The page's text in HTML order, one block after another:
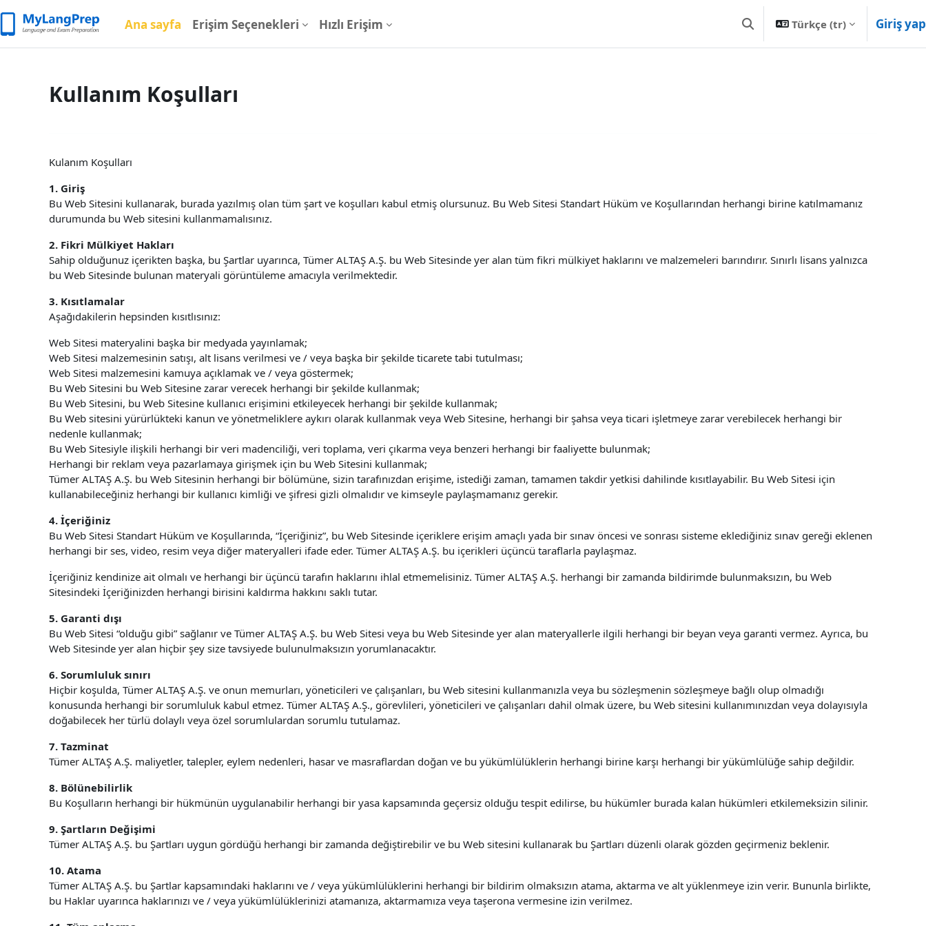
Ana sayfa Erişim Seçenekleri Hızlı Erişim Arama girişini değiştir
Türkçe ‎(tr)‎ Giriş yap
Kullanım Koşulları
Kulanım Koşulları
1. Giriş
Bu Web Sitesini kullanarak, burada yazılmış olan tüm şart ve koşulları kabul etmiş olursunuz. Bu Web Sitesi Standart Hüküm ve Koşullarından herhangi birine katılmamanız
durumunda bu Web sitesini kullanmamalısınız.
2. Fikri Mülkiyet Hakları
Sahip olduğunuz içerikten başka, bu Şartlar uyarınca, Tümer ALTAŞ A.Ş. bu Web Sitesinde yer alan tüm fikri mülkiyet haklarını ve malzemeleri barındırır. Sınırlı lisans yalnızca
bu Web Sitesinde bulunan materyali görüntüleme amacıyla verilmektedir.
3. Kısıtlamalar
Aşağıdakilerin hepsinden kısıtlısınız:
Web Sitesi materyalini başka bir medyada yayınlamak;
Web Sitesi malzemesinin satışı, alt lisans verilmesi ve / veya başka bir şekilde ticarete tabi tutulması;
Web Sitesi malzemesini kamuya açıklamak ve / veya göstermek;
Bu Web Sitesini bu Web Sitesine zarar verecek herhangi bir şekilde kullanmak;
Bu Web Sitesini, bu Web Sitesine kullanıcı erişimini etkileyecek herhangi bir şekilde kullanmak;
Bu Web sitesini yürürlükteki kanun ve yönetmeliklere aykırı olarak kullanmak veya Web Sitesine, herhangi bir şahsa veya ticari işletmeye zarar verebilecek herhangi bir
nedenle kullanmak;
Bu Web Sitesiyle ilişkili herhangi bir veri madenciliği, veri toplama, veri çıkarma veya benzeri herhangi bir faaliyette bulunmak;
Herhangi bir reklam veya pazarlamaya girişmek için bu Web Sitesini kullanmak;
Tümer ALTAŞ A.Ş. bu Web Sitesinin herhangi bir bölümüne, sizin tarafınızdan erişime, istediği zaman, tamamen takdir yetkisi dahilinde kısıtlayabilir. Bu Web Sitesi için
kullanabileceğiniz herhangi bir kullanıcı kimliği ve şifresi gizli olmalıdır ve kimseyle paylaşmamanız gerekir.
4. İçeriğiniz
Bu Web Sitesi Standart Hüküm ve Koşullarında, “İçeriğiniz”, bu Web Sitesinde içeriklere erişim amaçlı yada bir sınav öncesi ve sonrası sisteme eklediğiniz sınav gereği eklenen
herhangi bir ses, video, resim veya diğer materyalleri ifade eder. Tümer ALTAŞ A.Ş. bu içerikleri üçüncü taraflarla paylaşmaz.
İçeriğiniz kendinize ait olmalı ve herhangi bir üçüncü tarafın haklarını ihlal etmemelisiniz. Tümer ALTAŞ A.Ş. herhangi bir zamanda bildirimde bulunmaksızın, bu Web
Sitesindeki İçeriğinizden herhangi birisini kaldırma hakkını saklı tutar.
5. Garanti dışı
Bu Web Sitesi “olduğu gibi” sağlanır ve Tümer ALTAŞ A.Ş. bu Web Sitesi veya bu Web Sitesinde yer alan materyallerle ilgili herhangi bir beyan veya garanti vermez. Ayrıca, bu
Web Sitesinde yer alan hiçbir şey size tavsiyede bulunulmaksızın yorumlanacaktır.
6. Sorumluluk sınırı
Hiçbir koşulda, Tümer ALTAŞ A.Ş. ve onun memurları, yöneticileri ve çalışanları, bu Web sitesini kullanmanızla veya bu sözleşmenin sözleşmeye bağlı olup olmadığı
konusunda herhangi bir sorumluluk kabul etmez. Tümer ALTAŞ A.Ş., görevlileri, yöneticileri ve çalışanları dahil olmak üzere, bu Web sitesini kullanımınızdan veya dolayısıyla
doğabilecek her türlü dolaylı veya özel sorumlulardan sorumlu tutulamaz.
7. Tazminat
Tümer ALTAŞ A.Ş. maliyetler, talepler, eylem nedenleri, hasar ve masraflardan doğan ve bu yükümlülüklerin herhangi birine karşı herhangi bir yükümlülüğe sahip değildir.
8. Bölünebilirlik
Bu Koşulların herhangi bir hükmünün uygulanabilir herhangi bir yasa kapsamında geçersiz olduğu tespit edilirse, bu hükümler burada kalan hükümleri etkilemeksizin silinir.
9. Şartların Değişimi
Tümer ALTAŞ A.Ş. bu Şartları uygun gördüğü herhangi bir zamanda değiştirebilir ve bu Web sitesini kullanarak bu Şartları düzenli olarak gözden geçirmeniz beklenir.
10. Atama
Tümer ALTAŞ A.Ş. bu Şartlar kapsamındaki haklarını ve / veya yükümlülüklerini herhangi bir bildirim olmaksızın atama, aktarma ve alt yüklenmeye izin verir. Bununla birlikte,
bu Haklar uyarınca haklarınızı ve / veya yükümlülüklerinizi atamanıza, aktarmamıza veya taşerona vermesine izin verilmez.